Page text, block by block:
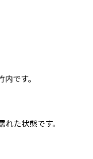
です。
た状態です。